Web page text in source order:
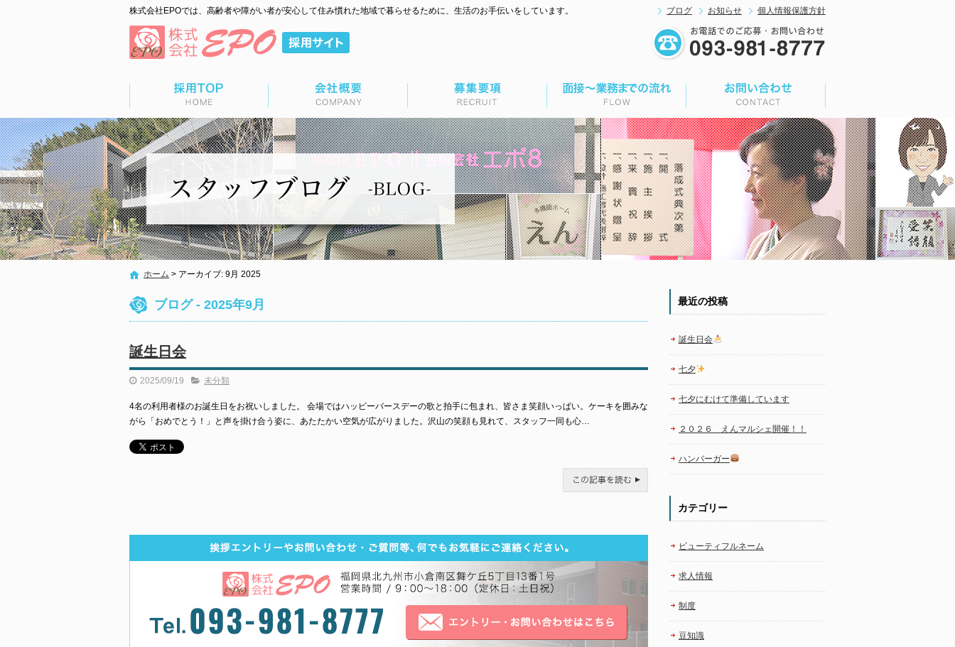
株式会社EPOでは、高齢者や障がい者が安心して住み慣れた地域で暮らせるために、生活のお手伝いをしています。 ブログ お知らせ 個人情報保護方針
会社概要 面接～業務までの流れ お問い合わせ
ホーム > アーカイブ: 9月 2025
ブログ - 2025年9月
誕生日会
2025/09/19 未分類
4名の利用者様のお誕生日をお祝いしました。 会場ではハッピーバースデーの歌と拍手に包まれ、皆さま笑顔いっぱい。ケーキを囲みな
がら「おめでとう！」と声を掛け合う姿に、あたたかい空気が広がりました。沢山の笑顔も見れて、スタッフ一同も心…
最近の投稿
誕生日会
七夕
七夕にむけて準備しています
２０２６ えんマルシェ開催！！
ハンバーガー
カテゴリー
ビューティフルネーム
求人情報
制度
豆知識